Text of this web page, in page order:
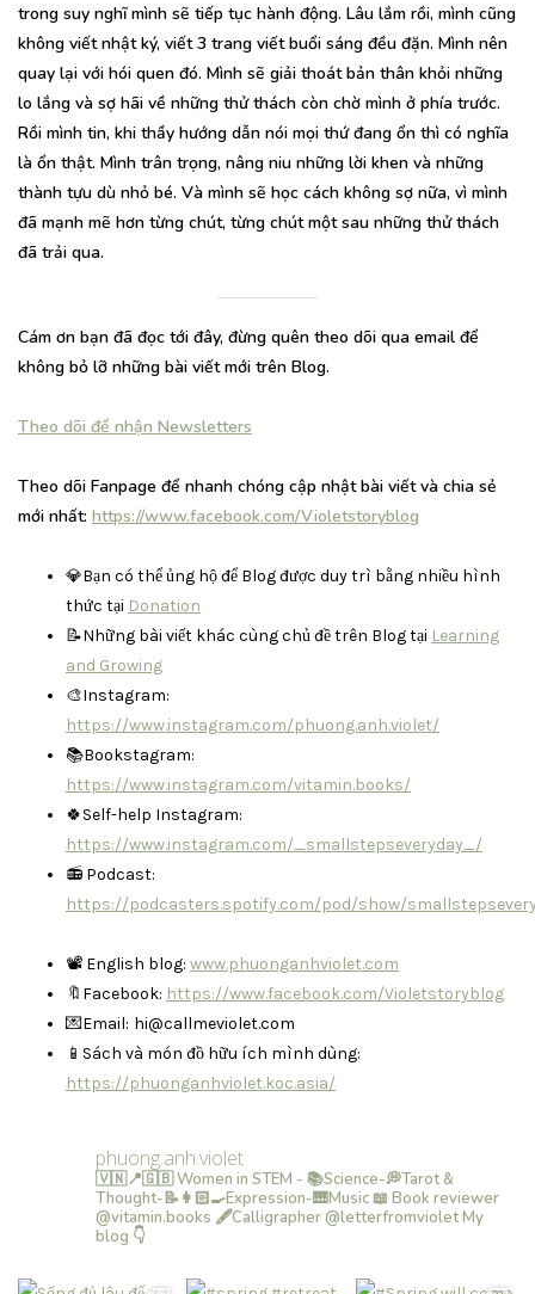
trong suy nghĩ mình sẽ tiếp tục hành động. Lâu lắm rồi, mình cũng
không viết nhật ký, viết 3 trang viết buổi sáng đều đặn. Mình nên
quay lại với hói quen đó. Mình sẽ giải thoát bản thân khỏi những
lo lắng và sợ hãi về những thử thách còn chờ mình ở phía trước.
Rồi mình tin, khi thầy hướng dẫn nói mọi thứ đang ổn thì có nghĩa
là ổn thật. Mình trân trọng, nâng niu những lời khen và những
thành tựu dù nhỏ bé. Và mình sẽ học cách không sợ nữa, vì mình
đã mạnh mẽ hơn từng chút, từng chút một sau những thử thách
đã trải qua.
Cám ơn bạn đã đọc tới đây, đừng quên theo dõi qua email để
không bỏ lỡ những bài viết mới trên Blog.
Theo dõi để nhận Newsletters
Theo dõi Fanpage để nhanh chóng cập nhật bài viết và chia sẻ
mới nhất: https://www.facebook.com/Violetstoryblog
💎Bạn có thể ủng hộ để Blog được duy trì bằng nhiều hình
thức tại Donation
📝Những bài viết khác cùng chủ đề trên Blog tại Learning
and Growing
🎨Instagram:
https://www.instagram.com/phuong.anh.violet/
📚Bookstagram:
https://www.instagram.com/vitamin.books/
🍀Self-help Instagram:
https://www.instagram.com/_smallstepseveryday_/
📻 Podcast:
https://podcasters.spotify.com/pod/show/
📽 English blog: www.phuonganhviolet.com
🔖Facebook: https://www.facebook.com/Violetstoryblog
💌Email: hi@callmeviolet.com
📱Sách và món đồ hữu ích mình dùng:
https://phuonganhviolet.koc.asia/
phuong.anh.violet
🇻🇳📍🇬🇧 Women in STEM - 📚Science-💭Tarot &
Thought-📝👩🏻‍🍳Expression-🎹Music 📖 Book reviewer
@vitamin.books 🖋Calligrapher @letterfromvioletMy
blog 👇